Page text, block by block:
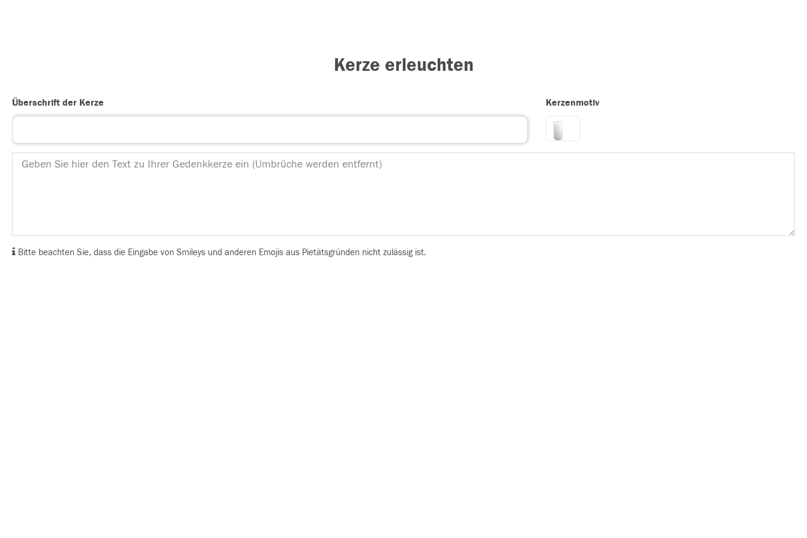
Kerze erleuchten
Überschrift der Kerze Kerzenmotiv
Bitte beachten Sie, dass die Eingabe von Smileys und anderen Emojis aus Pietätsgründen nicht zulässig ist.